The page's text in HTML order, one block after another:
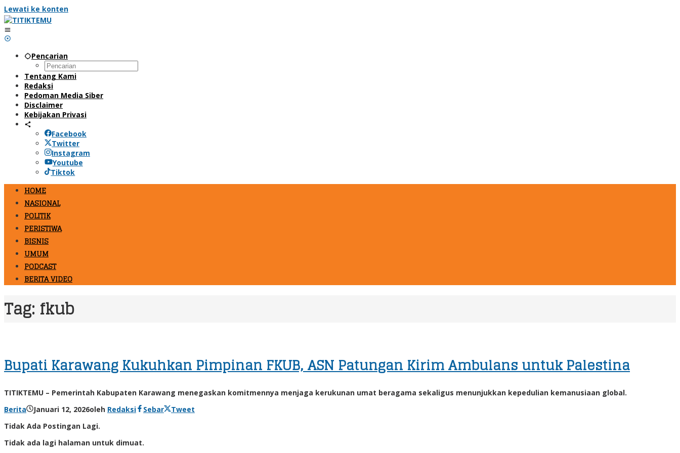
Lewati ke konten
Pencarian
Tentang Kami
Redaksi
Pedoman Media Siber
Disclaimer
Kebijakan Privasi
Facebook
Twitter
Instagram
Youtube
Tiktok
HOME
NASIONAL
POLITIK
PERISTIWA
BISNIS
UMUM
PODCAST
BERITA VIDEO
Tag: fkub
Bupati Karawang Kukuhkan Pimpinan FKUB, ASN Patungan Kirim Ambulans untuk Palestina
TITIKTEMU – Pemerintah Kabupaten Karawang menegaskan komitmennya menjaga kerukunan umat beragama sekaligus menunjukkan kepedulian kemanusiaan global.
Berita
Januari 12, 2026oleh Redaksi Sebar
Tweet
Tidak Ada Postingan Lagi.
Tidak ada lagi halaman untuk dimuat.